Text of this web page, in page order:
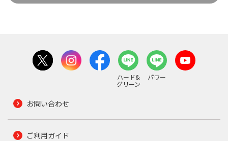
ハード&
グリーン
パワー
お問い合わせ
ご利用ガイド